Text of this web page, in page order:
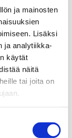
ja mainosten
Lisäksi
ja analytiikka-
käytät
näitä
tai joita on